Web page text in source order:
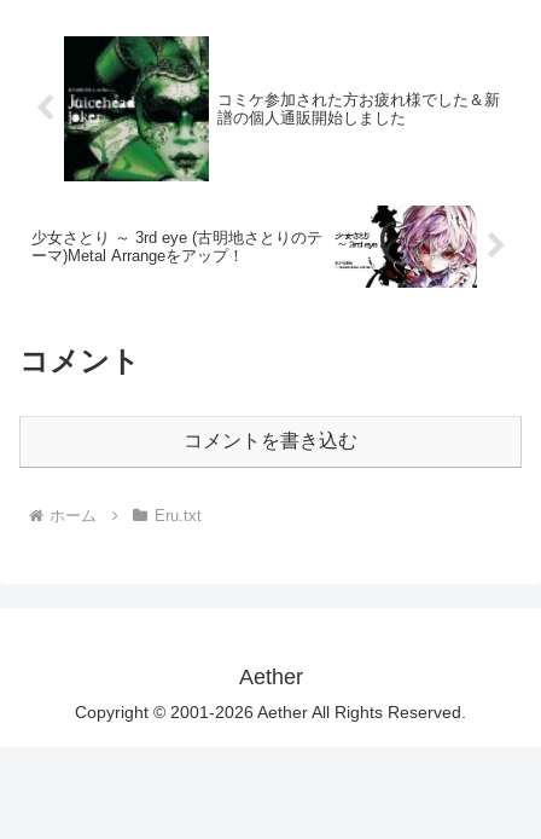
コミケ参加された方お疲れ様でした＆新
譜の個人通販開始しました
少女さとり ～ 3rd eye (古明地さとりのテ
ーマ)Metal Arrangeをアップ！
コメント
コメントを書き込む
ホーム Eru.txt
Aether
Copyright © 2001-2026 Aether All Rights Reserved.